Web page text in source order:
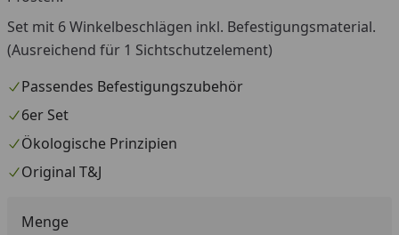
Set mit 6 Winkelbeschlägen inkl. Befestigungsmaterial.
(Ausreichend für 1 Sichtschutzelement)
Passendes Befestigungszubehör
6er Set
Ökologische Prinzipien
Original T&J
Menge